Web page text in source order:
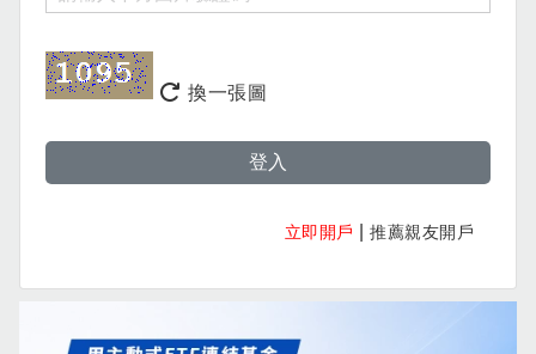
換一張圖
登入
立即開戶 推薦親友開戶